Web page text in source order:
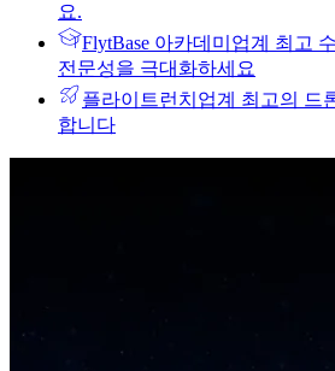
요.
FlytBase 아카데미 업계 최고
전문성을 극대화하세요
플라이트런치 업계 최고의 드
합니다